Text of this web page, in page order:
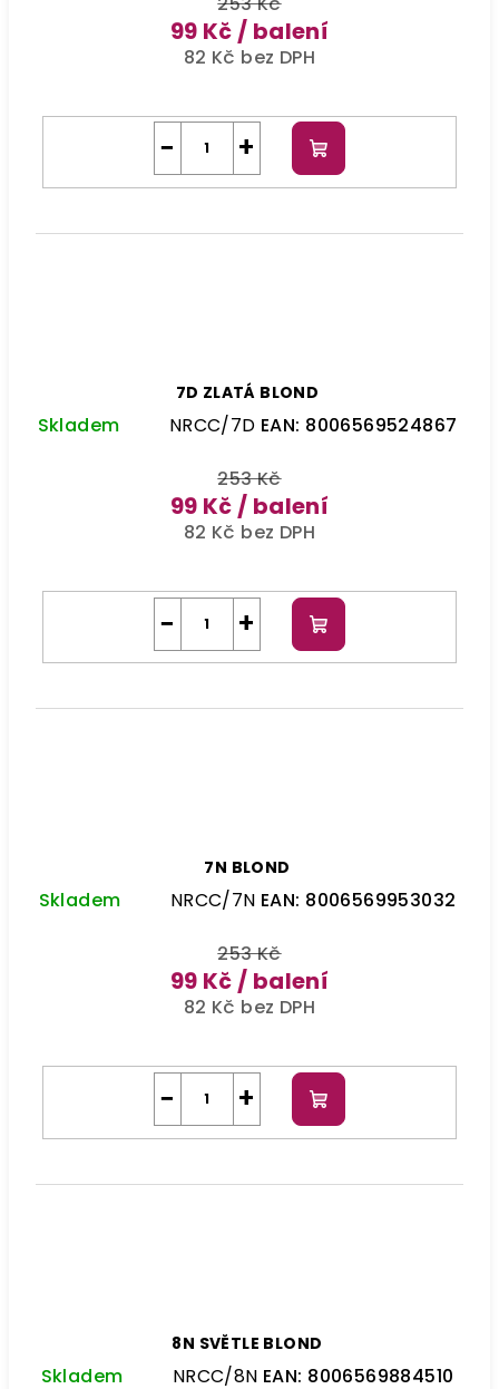
99 Kč / balení
82 Kč bez DPH
+
− Do
košíku
7D ZLATÁ BLOND
Skladem NRCC/7D EAN: 8006569524867
253 Kč
99 Kč / balení
82 Kč bez DPH
+
− Do
košíku
7N BLOND
Skladem NRCC/7N EAN: 8006569953032
253 Kč
99 Kč / balení
82 Kč bez DPH
+
− Do
košíku
8N SVĚTLE BLOND
Skladem NRCC/8N EAN: 8006569884510